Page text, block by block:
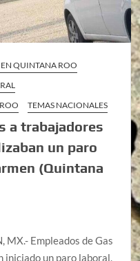
QUINTANA ROO
TEMAS NACIONALES
a trabajadores
un paro
(Quintana
MX.- Empleados de Gas
iniciado un paro laboral,